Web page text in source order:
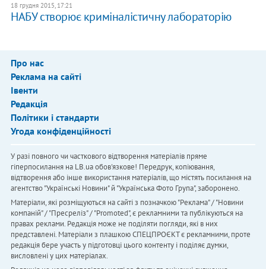
18 грудня 2015, 17:21
НАБУ створює криміналістичну лабораторію
Про нас
Реклама на сайті
Івенти
Редакція
Політики і стандарти
Угода конфіденційності
У разі повного чи часткового відтворення матеріалів пряме
гіперпосилання на LB.ua обов'язкове! Передрук, копіювання,
відтворення або інше використання матеріалів, що містять посилання на
агентство "Українськi Новини" й "Українська Фото Група", заборонено.
Матеріали, які розміщуються на сайті з позначкою "Реклама" / "Новини
компаній" / "Пресреліз" / "Promoted", є рекламними та публікуються на
правах реклами. Редакція може не поділяти погляди, які в них
представлені. Матеріали з плашкою СПЕЦПРОЄКТ є рекламними, проте
редакція бере участь у підготовці цього контенту і поділяє думки,
висловлені у цих матеріалах.